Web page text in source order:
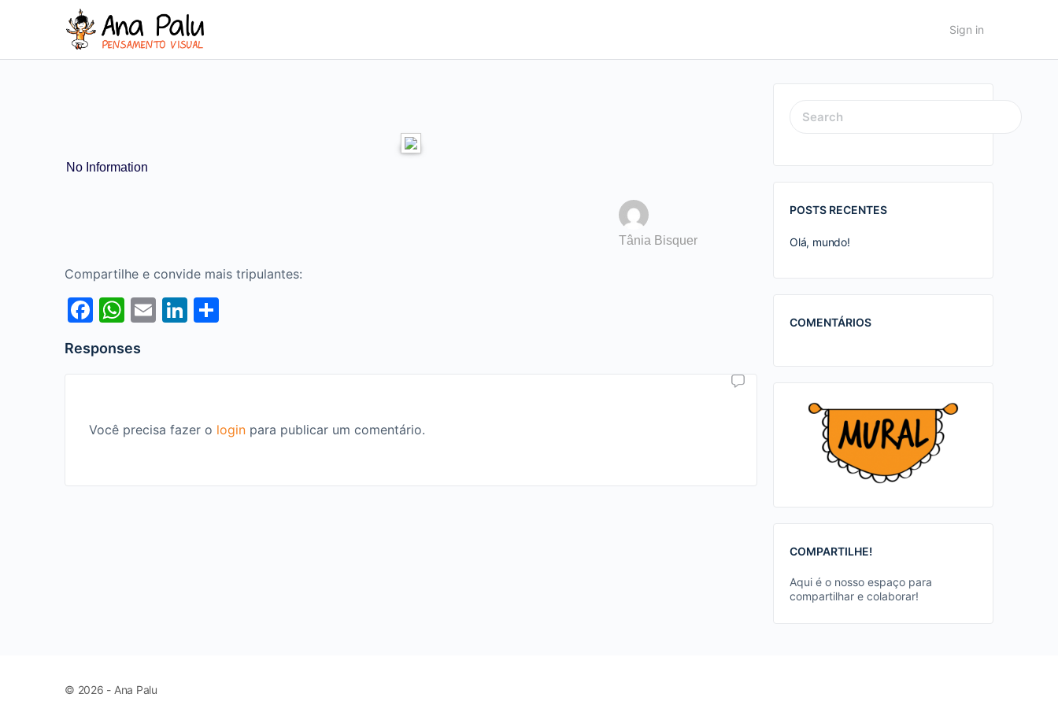
Sign in
No Information
Tânia Bisquer
Compartilhe e convide mais tripulantes:
Facebook
WhatsApp
EmailLinkedIn
Responses
Você precisa fazer o login para publicar um comentário.
SEARCH
FOR:
POSTS RECENTES
Olá, mundo!
COMENTÁRIOS
COMPARTILHE!
Aqui é o nosso espaço para
compartilhar e colaborar!
© 2026 - Ana Palu